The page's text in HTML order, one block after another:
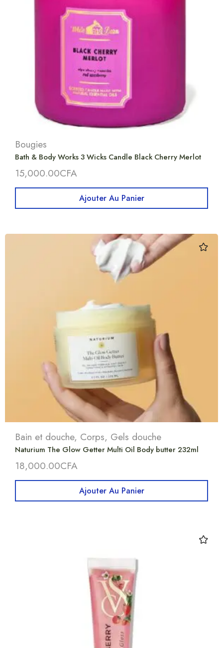
Bougies
Bath & Body Works 3 Wicks Candle Black Cherry Merlot
15,000.00CFA
Ajouter Au Panier
Bain et douche, Corps, Gels douche
Naturium The Glow Getter Multi Oil Body butter 232ml
18,000.00CFA
Ajouter Au Panier